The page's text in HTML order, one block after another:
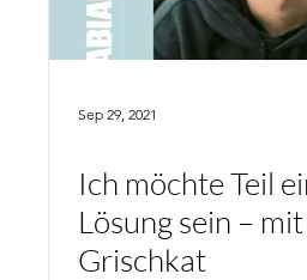
Sep 29, 2021
Ich möchte Teil
Lösung sein –
Grischkat